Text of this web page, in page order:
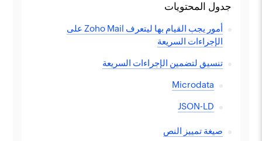
جدول المحتويات
أمور يجب القيام بها ليتعرف Zoho Mail على
الإجراءات السريعة
تنسيق لتضمين الإجراءات السريعة
Microdata
JSON-LD
صيغة تمييز النص